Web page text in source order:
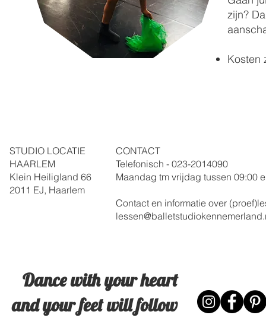
zijn?
Kosten
STUDIO LOCATIE
HAARLEM
Klein Heiligland 66
2011 EJ, Haarlem
CONTACT
Telefonisch - 023-2014090
Maandag tm vrijdag tussen 09:00
Contact en informatie over
Dance with your heart
and your feet will follow